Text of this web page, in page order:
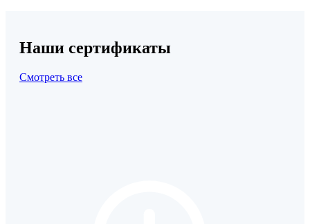
Наши сертификаты
Смотреть все